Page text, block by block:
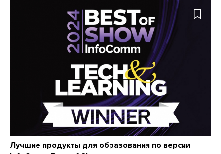
Лучшие продукты для образования по версии